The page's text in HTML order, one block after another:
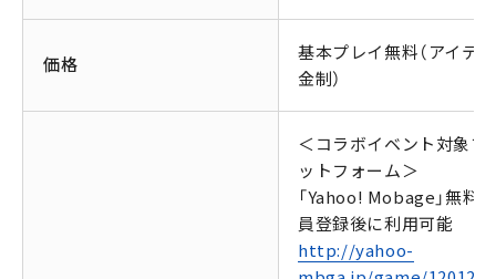
価格
基本プレイ無料（アイテ
金制）
＜コラボイベント対象プ
ットフォーム＞
「Yahoo! Mobage」無料会
員登録後に利用可能
http://yahoo-